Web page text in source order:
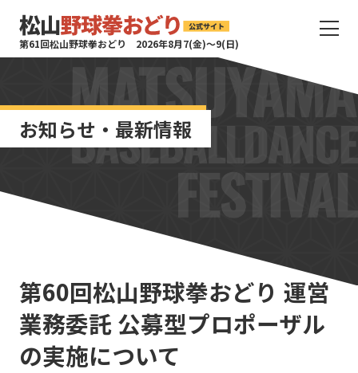
第61回松山野球拳おどり 2026年8月7(金)〜9(日)
お知らせ・最新情報
第60回松山野球拳おどり 運営
業務委託 公募型プロポーザル
の実施について
サ
タ
ト
サ
ト
ー
を
く